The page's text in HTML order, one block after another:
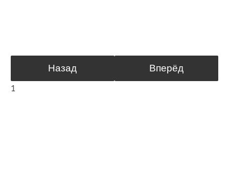
Назад Вперёд
1